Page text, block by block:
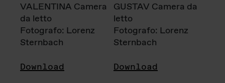
VALENTINA Camera
da letto
Fotografo: Lorenz
Sternbach
Download
GUSTAV Camera da
letto
Fotografo: Lorenz
Sternbach
Download